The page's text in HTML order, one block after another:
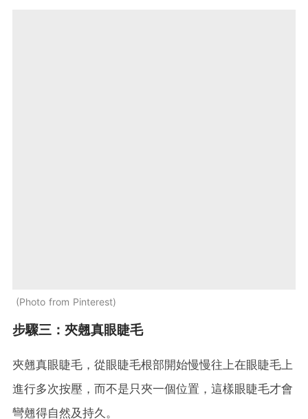
Photo from Pinterest
步驟三：夾翹真眼睫毛
夾翹真眼睫毛，從眼睫毛根部開始慢慢往上在眼睫毛上
進行多次按壓，而不是只夾一個位置，這樣眼睫毛才會
彎翹得自然及持久。